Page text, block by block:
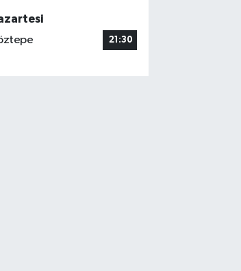
21:30